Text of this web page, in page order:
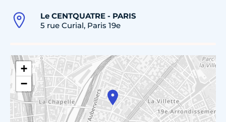
Le CENTQUATRE - PARIS
5 rue Curial, Paris 19e
+
−